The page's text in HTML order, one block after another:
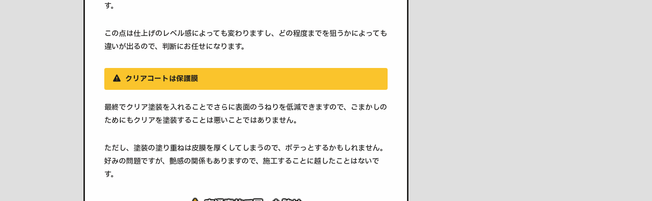
す。
この点は仕上げのレベル感によっても変わりますし、どの程度までを狙うかによっても
違いが出るので、判断にお任せになります。
クリアコートは保護膜
最終でクリア塗装を入れることでさらに表面のうねりを低減できますので、ごまかしの
ためにもクリアを塗装することは悪いことではありません。
ただし、塗装の塗り重ねは皮膜を厚くしてしまうので、ボテっとするかもしれません。
好みの問題ですが、艶感の関係もありますので、施工することに越したことはないで
す。